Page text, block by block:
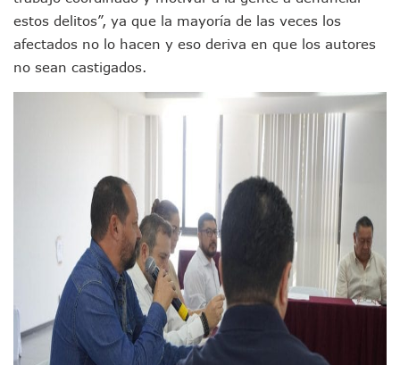
Munguía Es El Sexto Mejor Alcalde De Jalisco, Según
ATM Incorpora 20 Nuevos Camiones Al Corredor Bahía
Colectivos Piden A Lemus Más Ministerios Públicos Para
Caída De “El Mencho” Elevó Percepción De Inseguridad
Mercado Vallarta Incluye Reúne A Emprendedores
Morenistas Imparten Taller En Puerto Vallarta
CEDHJ Señala Violaciones A Derechos De Víctima De
Ayutla Bajo Investigación Tras Reporte De Posible
Maleza Crece En Camellones De La Principal Avenida
Lluvias E Inundaciones No Detienen El Transporte Público
Bruno Blancas Reúne A Especialistas Para Analizar La
Entregan Aparato Auditivo A Don Juan Ramírez En Puerto
Juan Carlos Castro Realiza Asamblea Informativa En La
Huracán En Formación Podría Generar Oleaje Elevado En
Viajar A Puerto Vallarta Este Verano Puede Costar Hasta
Buscan Reducir Riesgos Por Cocodrilos En Playas De
Plantean “Ley Don Juanito” Al Diputado Federal Bruno
estos delitos”, ya que la mayoría de las veces los
afectados no lo hacen y eso deriva en que los autores
no sean castigados.